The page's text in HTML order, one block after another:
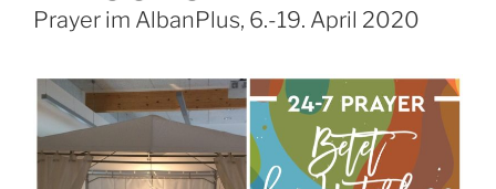
Prayer im AlbanPlus, 6.-19. April 2020